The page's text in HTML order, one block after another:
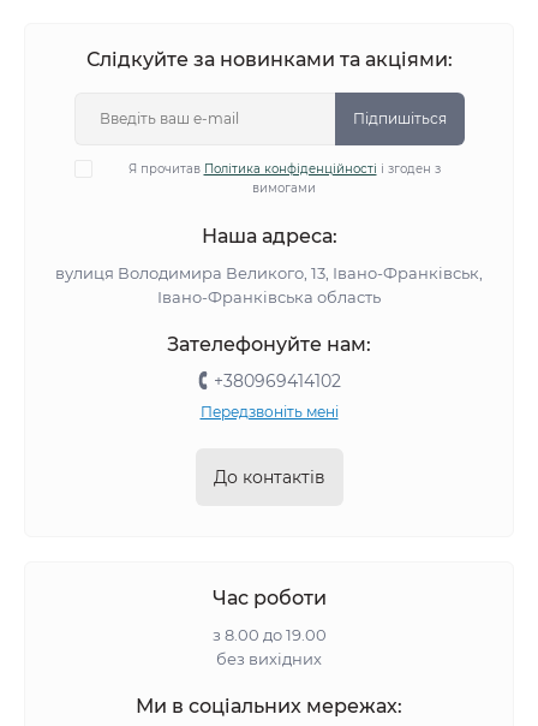
Слідкуйте за новинками та акціями:
Підпишіться
Я прочитав Політика конфіденційності і згоден з
вимогами
Наша адреса:
вулиця Володимира Великого, 13, Івано-Франківськ,
Івано-Франківська область
Зателефонуйте нам:
+380969414102
Передзвоніть мені
До контактів
Час роботи
з 8.00 до 19.00
без вихідних
Ми в соціальних мережах: